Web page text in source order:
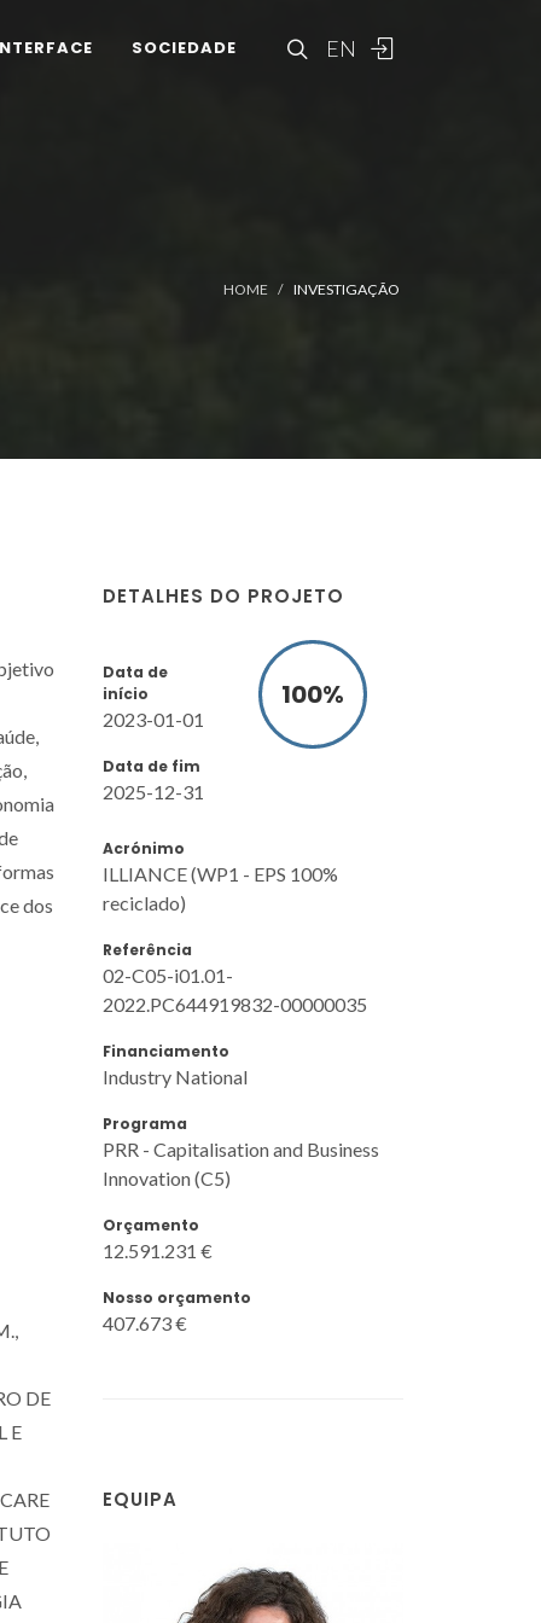
EN
SOCIEDADE
HOME INVESTIGAÇÃO
DETALHES DO PROJETO
Data de
início
2023-01-01
Data de fim
2025-12-31
100%
Acrónimo
ILLIANCE (WP1 - EPS 100%
reciclado)
Referência
02-C05-i01.01-
2022.PC644919832-00000035
Financiamento
Industry National
Programa
PRR - Capitalisation and Business
Innovation (C5)
Orçamento
12.591.231 €
Nosso orçamento
407.673 €
EQUIPA
dos
DE
E